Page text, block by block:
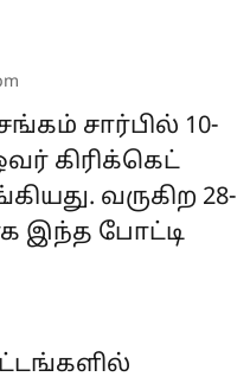
சார்பில் 10-
கிரிக்கெட்
வருகிற 28-
இந்த போட்டி